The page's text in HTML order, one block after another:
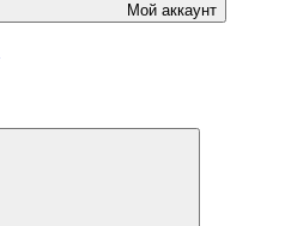
Мой аккаунт